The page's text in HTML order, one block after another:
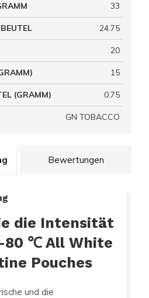
Bewertungen
die Intensität
80 ℃ All White
Pouches
und die
33
24.75
20
15
(GRAMM) 0.75
GN TOBACCO